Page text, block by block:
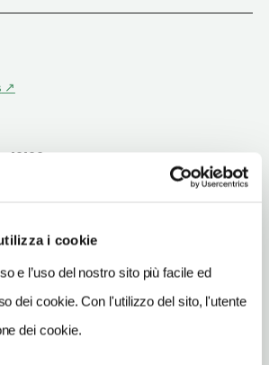
i cookie
e l’uso del nostro sito più facile ed
dei cookie. Con l'utilizzo del sito, l'utente
dei cookie.
- 10100